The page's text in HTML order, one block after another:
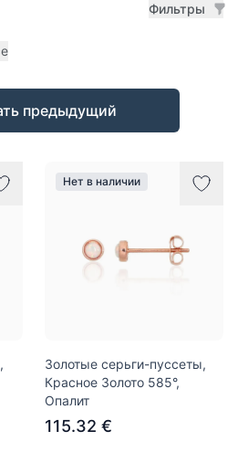
Фильтры
предыдущий
Нет в наличии
Золотые серьги-пуссеты,
Красное Золото 585°,
Опалит
115.32 €